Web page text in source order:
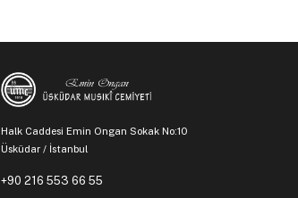
Halk Caddesi Emin Ongan Sokak No:10
Üsküdar / İstanbul
+90 216 553 66 55